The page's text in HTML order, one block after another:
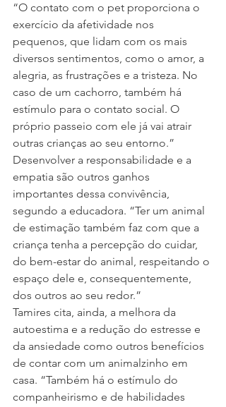
“O contato com o pet proporciona o
exercício da afetividade nos
pequenos, que lidam com os mais
diversos sentimentos, como o amor, a
alegria, as frustrações e a tristeza. No
caso de um cachorro, também há
estímulo para o contato social. O
próprio passeio com ele já vai atrair
outras crianças ao seu entorno.”
Desenvolver a responsabilidade e a
empatia são outros ganhos
importantes dessa convivência,
segundo a educadora. “Ter um animal
de estimação também faz com que a
criança tenha a percepção do cuidar,
do bem-estar do animal, respeitando o
espaço dele e, consequentemente,
dos outros ao seu redor.”
Tamires cita, ainda, a melhora da
autoestima e a redução do estresse e
da ansiedade como outros benefícios
de contar com um animalzinho em
casa. “Também há o estímulo do
companheirismo e de habilidades